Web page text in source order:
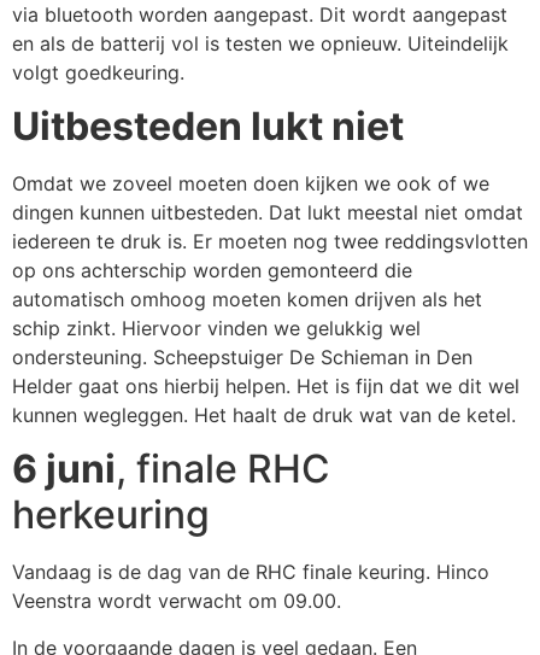
via bluetooth worden aangepast. Dit wordt aangepast
en als de batterij vol is testen we opnieuw. Uiteindelijk
volgt goedkeuring.
Uitbesteden lukt niet
Omdat we zoveel moeten doen kijken we ook of we
dingen kunnen uitbesteden. Dat lukt meestal niet omdat
iedereen te druk is. Er moeten nog twee reddingsvlotten
op ons achterschip worden gemonteerd die
automatisch omhoog moeten komen drijven als het
schip zinkt. Hiervoor vinden we gelukkig wel
ondersteuning. Scheepstuiger De Schieman in Den
Helder gaat ons hierbij helpen. Het is fijn dat we dit wel
kunnen wegleggen. Het haalt de druk wat van de ketel.
6 juni, finale RHC
herkeuring
Vandaag is de dag van de RHC finale keuring. Hinco
Veenstra wordt verwacht om 09.00.
In de voorgaande dagen is veel gedaan. Een